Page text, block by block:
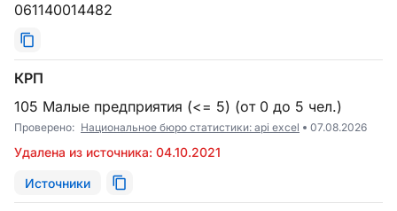
061140014482
КРП
105 Малые предприятия (<= 5) (от 0 до 5 чел.)
Проверено: Национальное бюро статистики: api excel 07.08.2026
Удалена из источника: 04.10.2021
Источники